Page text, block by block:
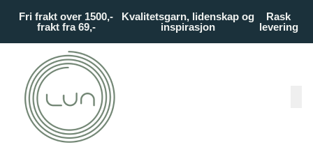
Fri frakt over 1500,-
frakt fra 69,-
Kvalitetsgarn, lidenskap og
inspirasjon
Rask
levering